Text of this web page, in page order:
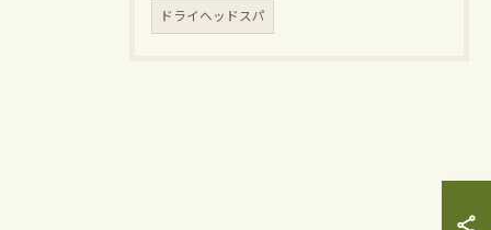
ドライヘッドスパ